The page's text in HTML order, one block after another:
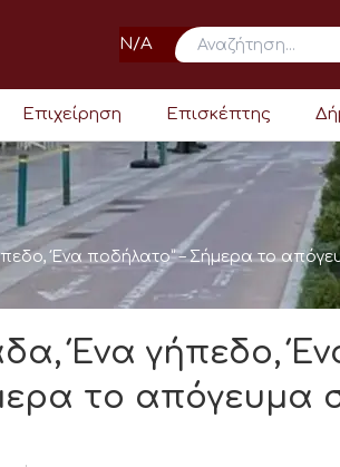
N/A
Επιχείρηση Επισκέπτης
Ένα ποδήλατο” – Σήμερα το
Ένα γήπεδο,
το απόγευμα